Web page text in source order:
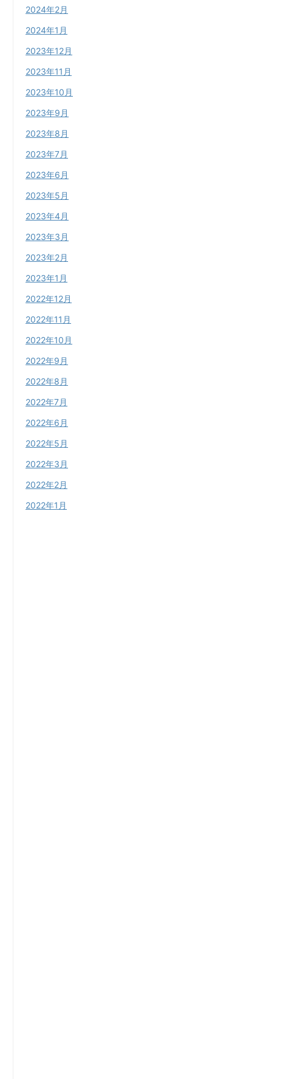
2024年2月
2024年1月
2023年12月
2023年11月
2023年10月
2023年9月
2023年8月
2023年7月
2023年6月
2023年5月
2023年4月
2023年3月
2023年2月
2023年1月
2022年12月
2022年11月
2022年10月
2022年9月
2022年8月
2022年7月
2022年6月
2022年5月
2022年3月
2022年2月
2022年1月